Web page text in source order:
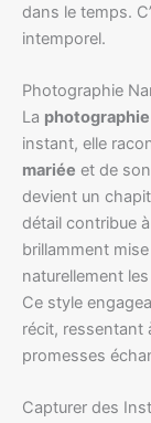
dans le temps.
intemporel.
Photographie
La
instant, elle
mariée et de son
devient un
détail contribue
brillamment
naturellement
Ce style
récit, ressentant
promesses
Capturer des